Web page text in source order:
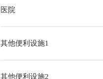
医院
其他便利设施1
其他便利设施2